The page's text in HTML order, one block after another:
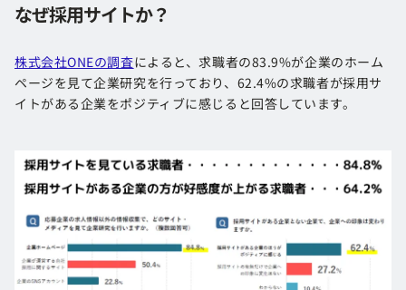
なぜ採用サイトか？
株式会社ONEの調査によると、求職者の83.9%が企業のホーム
ページを見て企業研究を行っており、62.4%の求職者が採用サ
イトがある企業をポジティブに感じると回答しています。